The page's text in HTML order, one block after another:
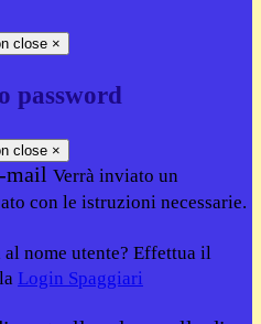
close ×
password
close ×
mail Verrà inviato un
con le istruzioni necessarie.
nome utente? Effettua il
Login Spaggiari